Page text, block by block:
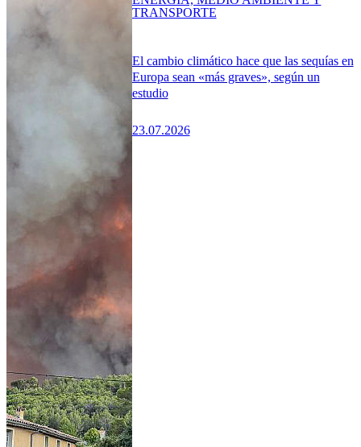
El cambio climático hace que las sequías en
Europa sean «más graves», según un
estudio
23.07.2026
TRANSPORTE